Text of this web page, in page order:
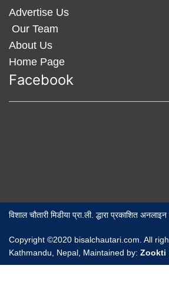
Advertise Us
Our Team
About Us
Home Page
Facebook
विशाल चौतारी मिडीया प्रा.ली. द्धारा प्रकाशित
Copyright ©2020 bisalchautari.com. All
Kathmandu, Nepal, Maintained by: Zookti